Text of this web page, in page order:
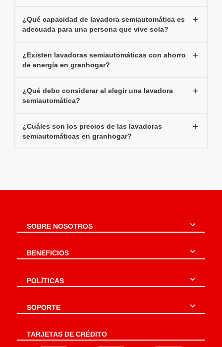
¿Qué capacidad de lavadora semiautomática es
adecuada para una persona que vive sola?
¿Existen lavadoras semiautomáticas con ahorro
de energía en granhogar?
¿Qué debo considerar al elegir una lavadora
semiautomática?
¿Cuáles son los precios de las lavadoras
semiautomáticas en granhogar?
SOBRE NOSOTROS
BENEFICIOS
POLÍTICAS
SOPORTE
TARJETAS DE CRÉDITO